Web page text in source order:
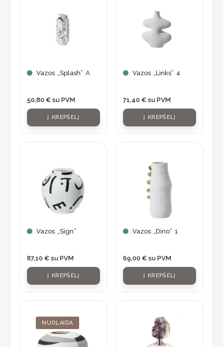
Vazos „Splash” A
50,80 € su PVM
Į KREPŠELĮ
Vazos „Links” 4
71,40 € su PVM
Į KREPŠELĮ
Vazos „Sign”
87,10 € su PVM
Į KREPŠELĮ
Vazos „Dino” 1
69,00 € su PVM
Į KREPŠELĮ
NUOLAIDA
was:
84,70 €.
is: